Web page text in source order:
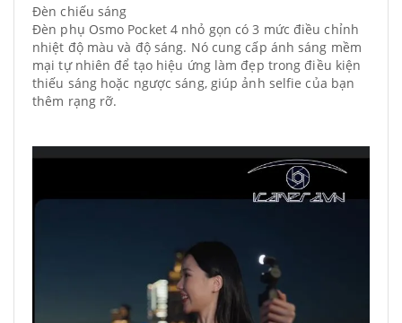
Đèn chiếu sáng
Đèn phụ Osmo Pocket 4 nhỏ gọn có 3 mức điều chỉnh
nhiệt độ màu và độ sáng. Nó cung cấp ánh sáng mềm
mại tự nhiên để tạo hiệu ứng làm đẹp trong điều kiện
thiếu sáng hoặc ngược sáng, giúp ảnh selfie của bạn
thêm rạng rỡ.